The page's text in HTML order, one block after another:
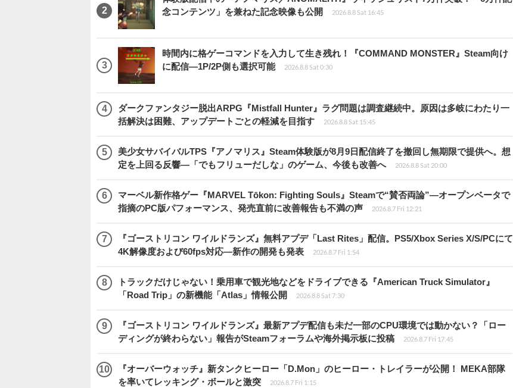
念コンテンツ」を兼ねた記念映像も公開
2026.8.8 Sat 16:45
時間内に格ゲーコマンドを入力して生き残れ！『COMMAND MONSTER』Steam向け
に配信―1P/2P側も選択可能
2026.8.8 Sat 0:30
ダークファンタジー脱出ARPG『Mistfall Hunter』ラグ問題は調査継続中。原因は多岐にわたり一
括解決は困難、アップデートごとの軽減を目指す
2026.8.8 Sat 15:45
美少女サバイバルTPS『アノマリス』Steam体験版が8月9日配信終了を撤回し無期限で提供へ。想
定を上回る反響―「でもフリューだしな」のゲーム、今後も改善へ
2026.8.8 Sat 20:00
マーベル新作格ゲー『MARVEL Tōkon: Fighting Souls』Steamで“賛否両論”―オープンベータで
指摘のPC版パフォーマンス、発売直前に改善報告も不満の声
2026.8.7 Fri 12:21
『ゴーストリコン ワイルドランズ』無料アプデ「Last Rites」配信。PS5/Xbox Series X/S/PCにて
4K解像度および60fps対応―新作の開発も発表
2026.8.7 Fri 1:54
トラックだけじゃない！乗用車で観光地などをドライブできる『American Truck Simulator』
「Road Trip」の新機能「Atlas」情報公開
2026.8.8 Sat 7:30
『ゴーストリコン ワイルドランズ』最新アプデ配信も未だ一部のCPU環境では動かない？「ロー
ディングが終わらない」報告がSteamフォーラムや海外掲示板に投稿
2026.8.7 Fri 17:45
『オーバーウォッチ』新タンクヒーロー「D.Mon」のヒーロー・トレイラーが公開！ MEKA部隊
を率いてレッキング・ボールと激突
2026.8.7 Fri 1:15